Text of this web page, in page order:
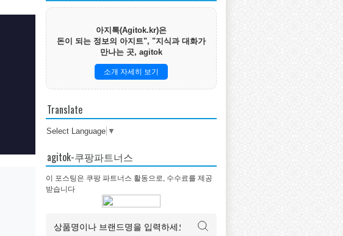
아지톡(Agitok.kr)은
돈이 되는 정보의 아지트", "지식과 대화가
만나는 곳, agitok
소개 자세히 보기
Translate
Select Language ▼
agitok-쿠팡파트너스
이 포스팅은 쿠팡 파트너스 활동으로, 수수료를 제공
받습니다